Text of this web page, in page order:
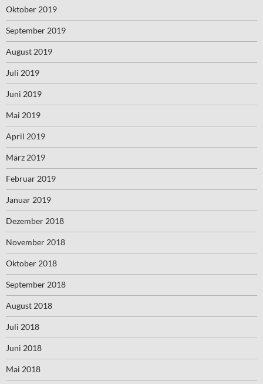
Oktober 2019
September 2019
August 2019
Juli 2019
Juni 2019
Mai 2019
April 2019
März 2019
Februar 2019
Januar 2019
Dezember 2018
November 2018
Oktober 2018
September 2018
August 2018
Juli 2018
Juni 2018
Mai 2018